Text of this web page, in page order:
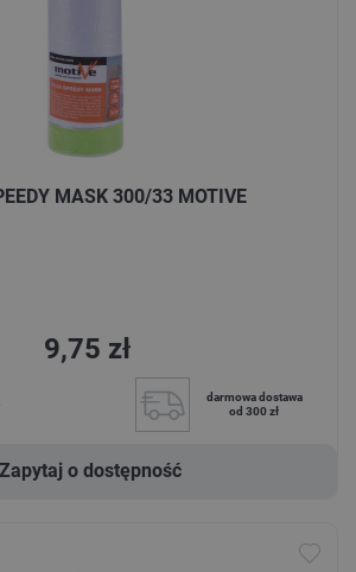
MASK 300/33 MOTIVE
9,75 zł
darmowa dostawa
od 300 zł
Zapytaj o dostępność